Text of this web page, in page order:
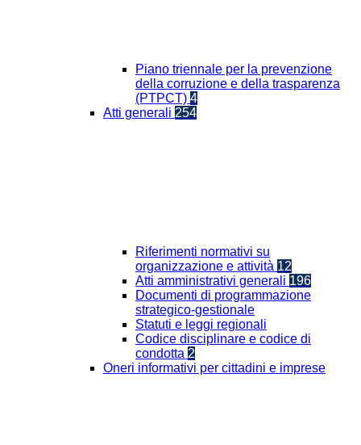
Piano triennale per la prevenzione
della corruzione e della trasparenza
(PTPCT) 4
Atti generali 254
Riferimenti normativi su
organizzazione e attività 12
Atti amministrativi generali 196
Documenti di programmazione
strategico-gestionale
Statuti e leggi regionali
Codice disciplinare e codice di
condotta 2
Oneri informativi per cittadini e imprese